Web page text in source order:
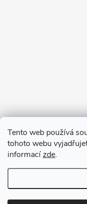
Tento web používá
tohoto webu
informacízde.
Copyright 2026VV